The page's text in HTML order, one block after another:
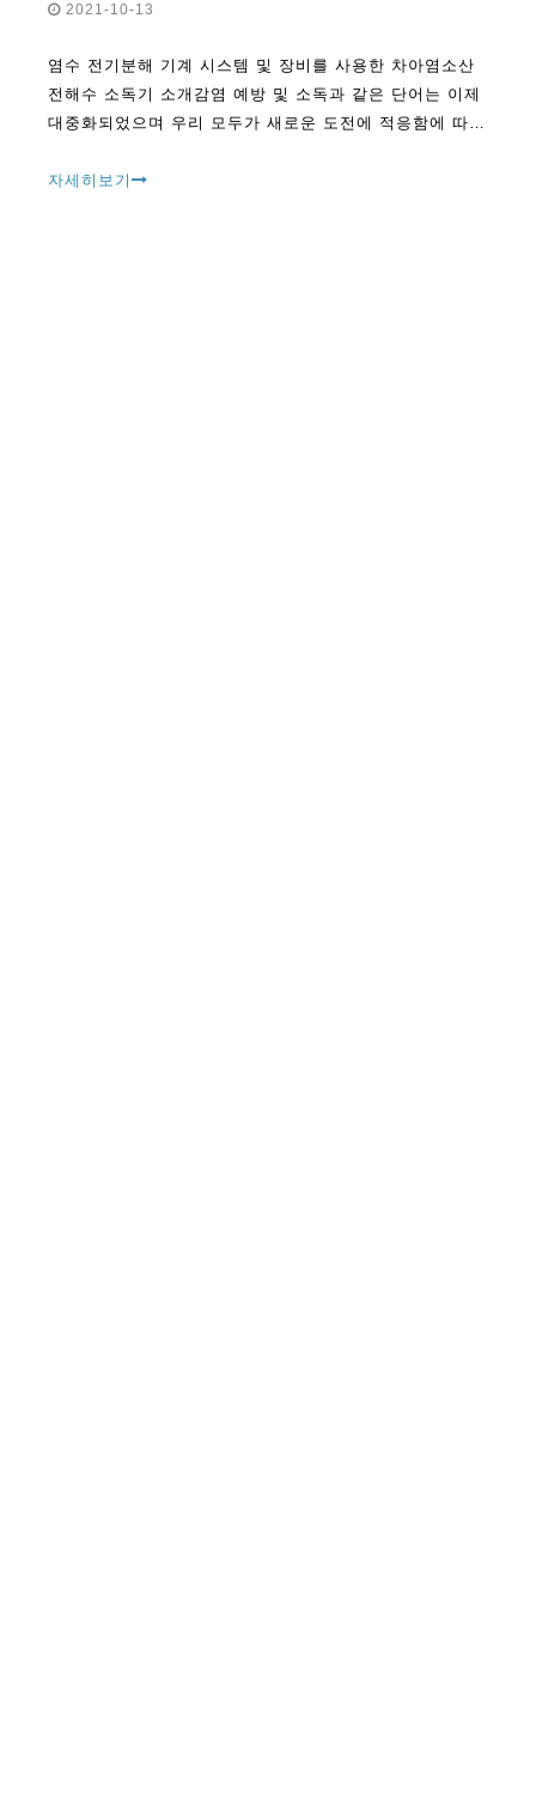
2021-10-13
염수 전기분해 기계 시스템 및 장비를 사용한 차아염소산
전해수 소독기 소개감염 예방 및 소독과 같은 단어는 이제
대중화되었으며 우리 모두가 새로운 도전에 적응함에 따라
자세히보기